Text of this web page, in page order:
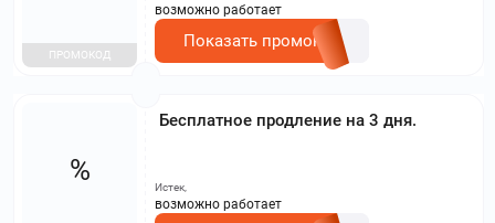
ПРОМОКОД
возможно работает
Показать промокод
Бесплатное продление на 3 дня.
%
Истек,
возможно работает